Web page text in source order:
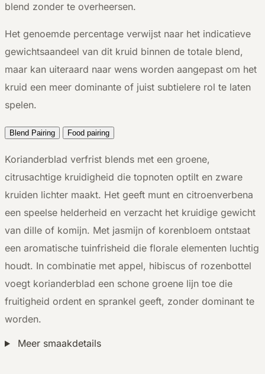
blend zonder te overheersen.
Het genoemde percentage verwijst naar het indicatieve
gewichtsaandeel van dit kruid binnen de totale blend,
maar kan uiteraard naar wens worden aangepast om het
kruid een meer dominante of juist subtielere rol te laten
spelen.
Blend Pairing Food pairing
Korianderblad verfrist blends met een groene,
citrusachtige kruidigheid die topnoten optilt en zware
kruiden lichter maakt. Het geeft munt en citroenverbena
een speelse helderheid en verzacht het kruidige gewicht
van dille of komijn. Met jasmijn of korenbloem ontstaat
een aromatische tuinfrisheid die florale elementen luchtig
houdt. In combinatie met appel, hibiscus of rozenbottel
voegt korianderblad een schone groene lijn toe die
fruitigheid ordent en sprankel geeft, zonder dominant te
worden.
Meer smaakdetails